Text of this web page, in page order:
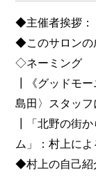
◆主催者挨拶：
◆このサロンの
◇ネーミング
┃《グッドモ
島田〉スタッフ
┃「北野の街
ム」：村上によ
◆村上の自己紹